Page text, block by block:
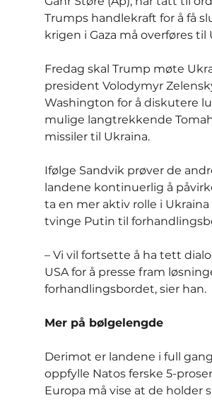
Trumps handlekraft for å få
krigen i Gaza må overføres til
Fredag skal Trump møte
president Volodymyr
Washington for å diskutere
mulige langtrekkende
missiler til Ukraina.
Ifølge Sandvik prøver de
landene kontinuerlig å
ta en mer aktiv rolle i Ukraina
tvinge Putin til
– Vi vil fortsette å ha tett
USA for å presse fram
forhandlingsbordet, sier han.
Mer på bølgelengde
Derimot er landene i full
oppfylle Natos ferske 5-
Europa må vise at de holder